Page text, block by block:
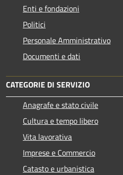
Enti e fondazioni
Politici
Personale Amministrativo
Documenti e dati
CATEGORIE DI SERVIZIO
Anagrafe e stato civile
Cultura e tempo libero
Vita lavorativa
Imprese e Commercio
Catasto e urbanistica